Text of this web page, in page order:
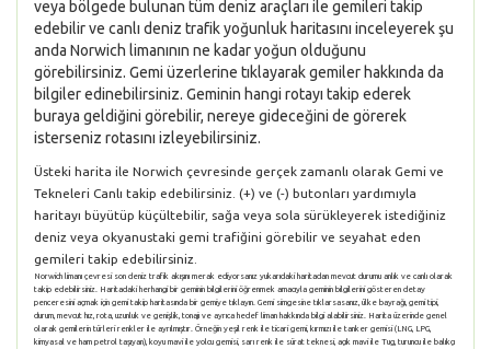
veya bölgede bulunan tüm deniz araçları ile gemileri takip
edebilir ve canlı deniz trafik yoğunluk haritasını inceleyerek şu
anda Norwich limanının ne kadar yoğun olduğunu
görebilirsiniz. Gemi üzerlerine tıklayarak gemiler hakkında da
bilgiler edinebilirsiniz. Geminin hangi rotayı takip ederek
buraya geldiğini görebilir, nereye gideceğini de görerek
isterseniz rotasını izleyebilirsiniz.
Üsteki harita ile Norwich çevresinde gerçek zamanlı olarak Gemi ve
Tekneleri Canlı takip edebilirsiniz. (+) ve (-) butonları yardımıyla
haritayı büyütüp küçültebilir, sağa veya sola sürükleyerek istediğiniz
deniz veya okyanustaki gemi trafiğini görebilir ve seyahat eden
gemileri takip edebilirsiniz.
Norwich limanı çevresi son deniz trafik akışını merak ediyorsanız yukarıdaki haritadan mevcut durumu anlık ve canlı olarak
takip edebilirsiniz. Haritadaki herhangi bir geminin bilgilerini öğrenmek amacıyla geminin bilgilerini gösteren detay
penceresini açmak için gemi takip haritasında bir gemiye tıklayın. Gemi simgesine tıklarsasanız, ülke bayrağı, gemi tipi,
durum, mevcut hız, rota, uzunluk ve genişlik, tonajı ve ayrıca hedef liman hakkında bilgi alabilirsiniz. Harita üzerinde genel
olarak gemilerin türleri renkler ile ayrılmıştır. Örneğin yeşil renk ile ticari gemi, kırmızı ile tanker gemisi (LNG, LPG,
kimyasal ve ham petrol taşıyan), koyu mavi ile yolcu gemisi, sarı renk ile sürat teknesi, açık mavi ile Tug, turuncu ile balıkçı